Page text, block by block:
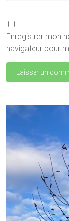
Enregistrer mon
navigateur pour